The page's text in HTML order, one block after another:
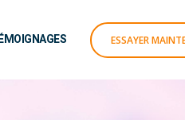
ESSAYER